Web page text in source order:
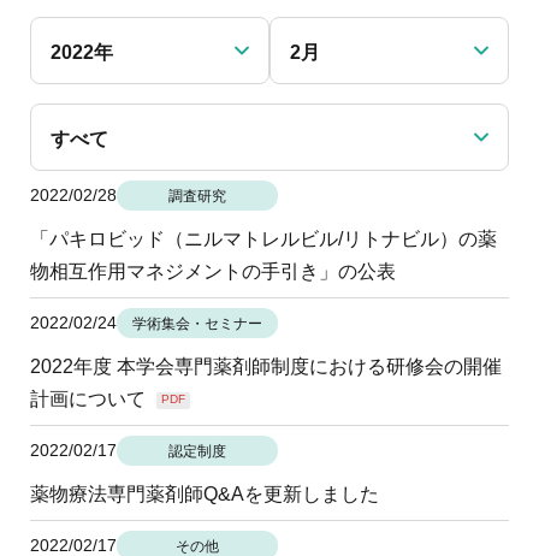
組織・名簿
規程・細則
情報公開
学会概要
薬剤師業務に関する情報提供
開催予定のイベント一覧
年会
薬物療法集中講義
がん専門薬剤師集中教育講座
がん専門薬剤師全体会議
症例関連セミナー
その他の主催イベント
共催・後援イベント
学術誌・書籍
医療薬学
出版書籍
医療薬学専門薬剤師制度
がん専門薬剤師制度
薬物療法専門薬剤師制度
地域薬学ケア専門薬剤師制度
調査研究・学会賞・海外研修
調査研究
学会賞
海外研修
他団体との連携協力
他団体との連携協力トップ
イベントの共催・後援
連携協力団体からのお知らせ
会員専用ページ
会員限定情報
マイページ
入会・各種手続き
2022年 2月
すべて
2022/02/28 調査研究
「パキロビッド（ニルマトレルビル/リトナビル）の薬
物相互作用マネジメントの手引き」の公表
2022/02/24 学術集会・セミナー
2022年度 本学会専門薬剤師制度における研修会の開催
計画について
PDF
2022/02/17 認定制度
薬物療法専門薬剤師Q&Aを更新しました
2022/02/17 その他